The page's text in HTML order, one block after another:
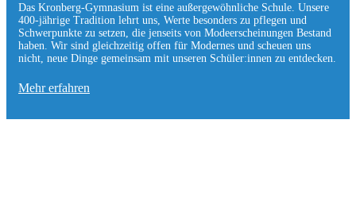
Das Kronberg-Gymnasium ist eine außergewöhnliche Schule. Unsere
400-jährige Tradition lehrt uns, Werte besonders zu pflegen und
Schwerpunkte zu setzen, die jen­seits von Modeerscheinungen Be­stand
haben. Wir sind gleichzeitig offen für Modernes und scheuen uns
nicht, neue Dinge gemeinsam mit unseren Schüler:innen zu entde­cken.
Mehr erfahren